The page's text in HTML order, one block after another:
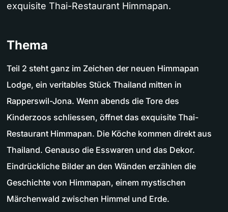
exquisite Thai-Restaurant Himmapan.
Thema
Teil 2 steht ganz im Zeichen der neuen Himmapan
Lodge, ein veritables Stück Thailand mitten in
Rapperswil-Jona. Wenn abends die Tore des
Kinderzoos schliessen, öffnet das exquisite Thai-
Restaurant Himmapan. Die Köche kommen direkt aus
Thailand. Genauso die Esswaren und das Dekor.
Eindrückliche Bilder an den Wänden erzählen die
Geschichte von Himmapan, einem mystischen
Märchenwald zwischen Himmel und Erde.